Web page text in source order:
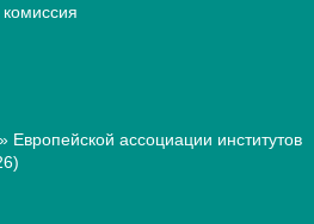
Европейской ассоциации институтов